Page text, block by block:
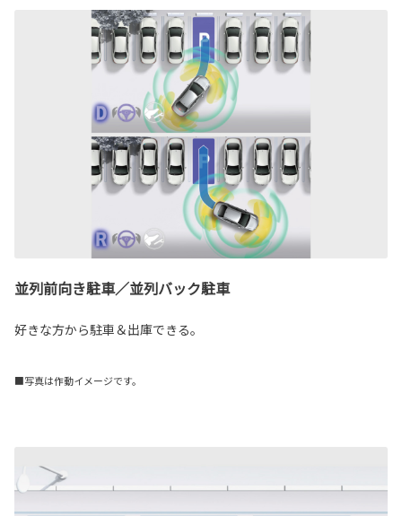
並列前向き駐車／並列バック駐車
好きな方から駐車＆出庫できる。
■写真は作動イメージです。